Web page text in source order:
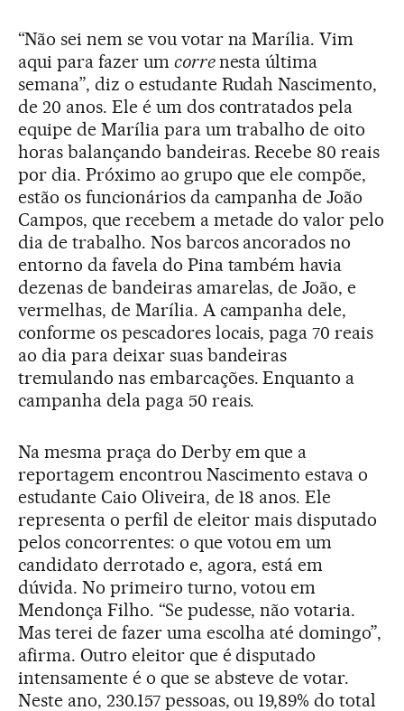
“Não sei nem se vou votar na Marília. Vim
aqui para fazer um correnesta última
semana”, diz o estudante Rudah Nascimento,
de 20 anos. Ele é um dos contratados pela
equipe de Marília para um trabalho de oito
horas balançando bandeiras. Recebe 80 reais
por dia. Próximo ao grupo que ele compõe,
estão os funcionários da campanha de João
Campos, que recebem a metade do valor pelo
dia de trabalho. Nos barcos ancorados no
entorno da favela do Pina também havia
dezenas de bandeiras amarelas, de João, e
vermelhas, de Marília. A campanha dele,
conforme os pescadores locais, paga 70 reais
ao dia para deixar suas bandeiras
tremulando nas embarcações. Enquanto a
campanha dela paga 50 reais.
Na mesma praça do Derby em que a
reportagem encontrou Nascimento estava o
estudante Caio Oliveira, de 18 anos. Ele
representa o perfil de eleitor mais disputado
pelos concorrentes: o que votou em um
candidato derrotado e, agora, está em
dúvida. No primeiro turno, votou em
Mendonça Filho. “Se pudesse, não votaria.
Mas terei de fazer uma escolha até domingo”,
afirma. Outro eleitor que é disputado
intensamente é o que se absteve de votar.
Neste ano, 230.157 pessoas, ou 19,89% do total